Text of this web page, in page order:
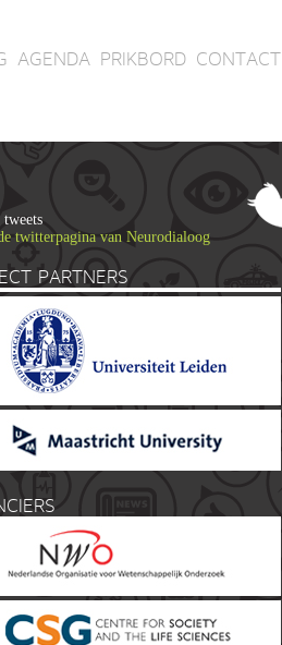
AGENDA PRIKBORD CONTACT
twitterpagina van Neurodialoog
PARTNERS